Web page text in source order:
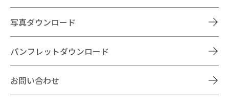
写真ダウンロード
パンフレットダウンロード
お問い合わせ